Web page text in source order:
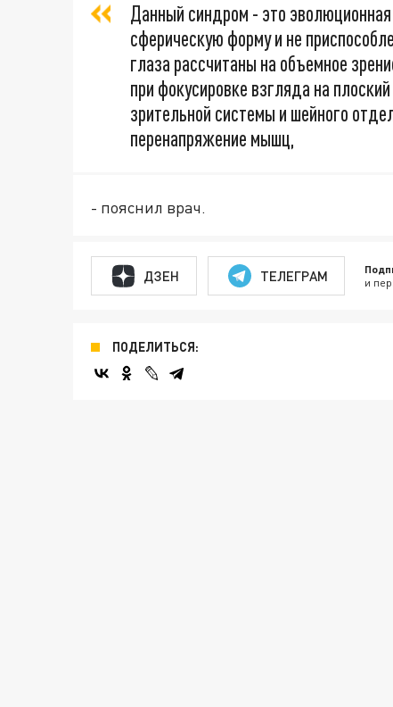
Данный синдром - это
сферическую форму и не
глаза рассчитаны на объемное
при фокусировке взгляда на
зрительной системы и шейного
перенапряжение мышц,
- пояснил врач.
ДЗЕН ТЕЛЕГРАМ и
ПОДЕЛИТЬСЯ: